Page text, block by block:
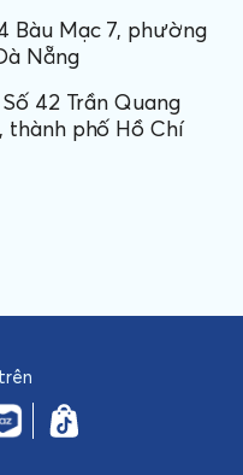
Bàu Mạc 7, phường
Nẵng
42 Trần Quang
thành phố Hồ Chí